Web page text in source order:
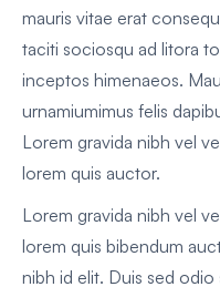
mauris vitae erat
taciti sociosqu ad litora
inceptos himenaeos.
urnamiumimus felis
Lorem gravida nibh vel
lorem quis auctor.
Lorem gravida nibh vel
lorem quis bibendum
nibh id elit. Duis sed